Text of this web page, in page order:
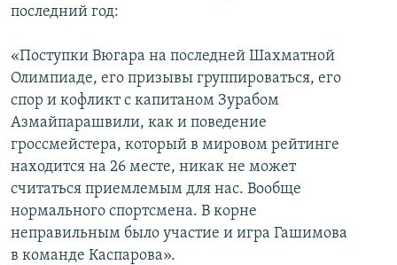
последний год:
«Поступки Вюгара на последней Шахматной
Олимпиаде, его призывы группироваться, его
спор и кофликт с капитаном Зурабом
Азмайпарашвили, как и поведение
гроссмейстера, который в мировом рейтинге
находится на 26 месте, никак не может
считаться приемлемым для нас. Вообще
нормального спортсмена. В корне
неправильным было участие и игра Гашимова
в команде Каспарова».